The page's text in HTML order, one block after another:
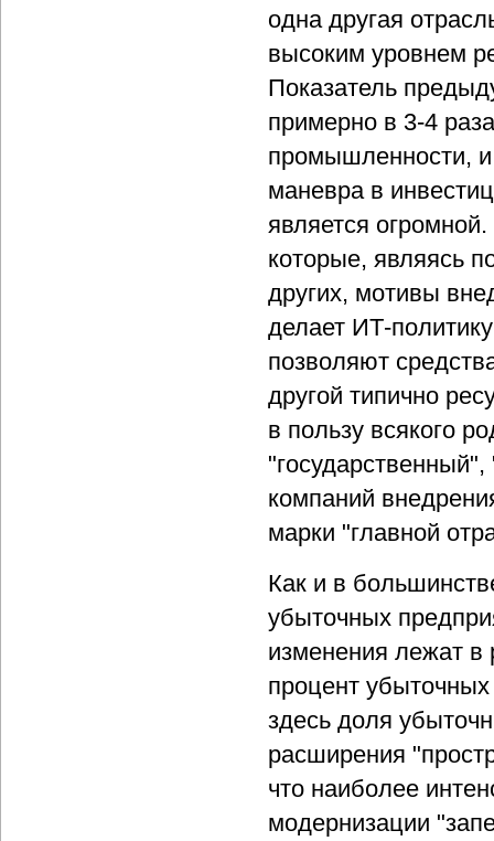
одна другая
высоким уровнем
Показатель
примерно в 3-4
промышленности,
маневра в
является
которые, являясь
других, мотивы
делает ИТ-
позволяют
другой типично
в пользу всякого
компаний
марки "главной
Как и в
убыточных
изменения лежат в
процент
здесь доля
расширения
что наиболее
модернизации